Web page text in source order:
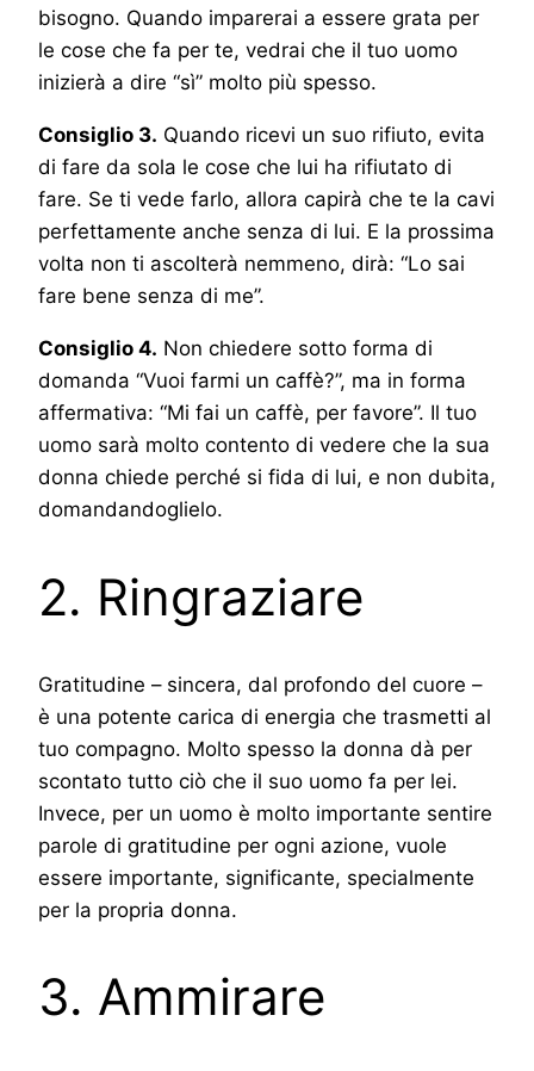
bisogno. Quando imparerai a essere grata per
le cose che fa per te, vedrai che il tuo uomo
inizierà a dire “sì” molto più spesso.
Consiglio 3. Quando ricevi un suo rifiuto, evita
di fare da sola le cose che lui ha rifiutato di
fare. Se ti vede farlo, allora capirà che te la cavi
perfettamente anche senza di lui. E la prossima
volta non ti ascolterà nemmeno, dirà: “Lo sai
fare bene senza di me”.
Consiglio 4. Non chiedere sotto forma di
domanda “Vuoi farmi un caffè?”, ma in forma
affermativa: “Mi fai un caffè, per favore”. Il tuo
uomo sarà molto contento di vedere che la sua
donna chiede perché si fida di lui, e non dubita,
domandandoglielo.
2. Ringraziare
Gratitudine – sincera, dal profondo del cuore –
è una potente carica di energia che trasmetti al
tuo compagno. Molto spesso la donna dà per
scontato tutto ciò che il suo uomo fa per lei.
Invece, per un uomo è molto importante sentire
parole di gratitudine per ogni azione, vuole
essere importante, significante, specialmente
per la propria donna.
3. Ammirare